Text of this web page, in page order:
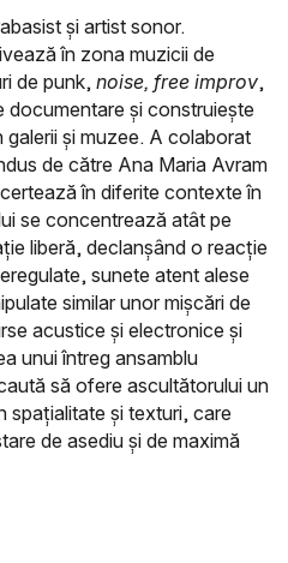
și artist sonor.
în zona muzicii de
de punk, noise, free improv,
documentare și construiește
și muzee. A colaborat
de către Ana Maria Avram
în diferite contexte în
se concentrează atât pe
liberă, declanșând o reacție
sunete atent alese
similar unor mișcări de
acustice și electronice și
unui întreg ansamblu
să ofere ascultătorului un
spațialitate și texturi, care
de asediu și de maximă